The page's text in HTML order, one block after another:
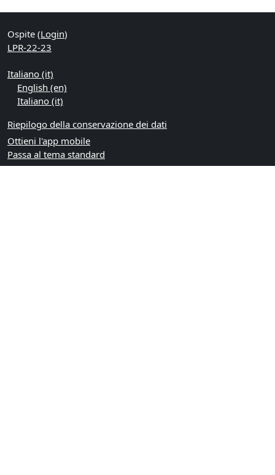
Ospite (Login)
LPR-22-23
Italiano ‎(it)‎
English ‎(en)‎
Italiano ‎(it)‎
Riepilogo della conservazione dei dati
Ottieni l'app mobile
Passa al tema standard